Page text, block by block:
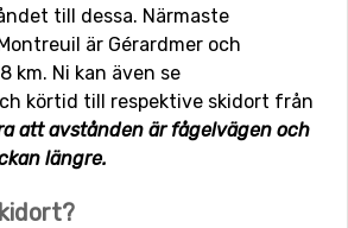
till dessa. Närmaste
är Gérardmer och
km. Ni kan även se
körtid till respektive skidort från
att avstånden är fågelvägen och
längre.